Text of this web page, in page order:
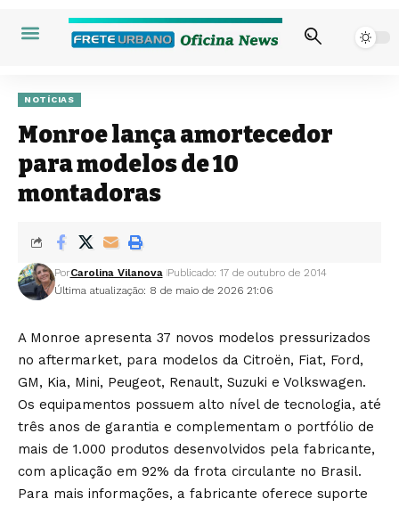
NOTÍCIAS
Monroe lança amortecedor
para modelos de 10
montadoras
Última atualização: 8 de maio de 2026 21:06
PorCarolina Vilanova Publicado: 17 de outubro de 2014
A Monroe apresenta 37 novos modelos pressurizados
no aftermarket, para modelos da Citroën, Fiat, Ford,
GM, Kia, Mini, Peugeot, Renault, Suzuki e Volkswagen.
Os equipamentos possuem alto nível de tecnologia, até
três anos de garantia e complementam o portfólio de
mais de 1.000 produtos desenvolvidos pela fabricante,
com aplicação em 92% da frota circulante no Brasil.
Para mais informações, a fabricante oferece suporte